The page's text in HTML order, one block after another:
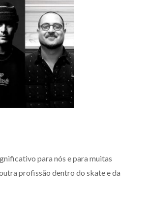
para nós e para muitas
profissão dentro do skate e da